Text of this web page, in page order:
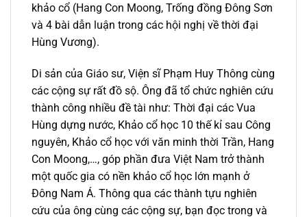
khảo cổ (Hang Con Moong, Trống đồng Đông Sơn
và 4 bài dẫn luận trong các hội nghị về thời đại
Hùng Vương).
Di sản của Giáo sư, Viện sĩ Phạm Huy Thông cùng
các cộng sự rất đồ sộ. Ông đã tổ chức nghiên cứu
thành công nhiều đề tài như: Thời đại các Vua
Hùng dựng nước, Khảo cổ học 10 thế kỉ sau Công
nguyên, Khảo cổ học với văn minh thời Trần, Hang
Con Moong,…, góp phần đưa Việt Nam trở thành
một quốc gia có nền khảo cổ học lớn mạnh ở
Đông Nam Á. Thông qua các thành tựu nghiên
cứu của ông cùng các cộng sự, bạn đọc trong và